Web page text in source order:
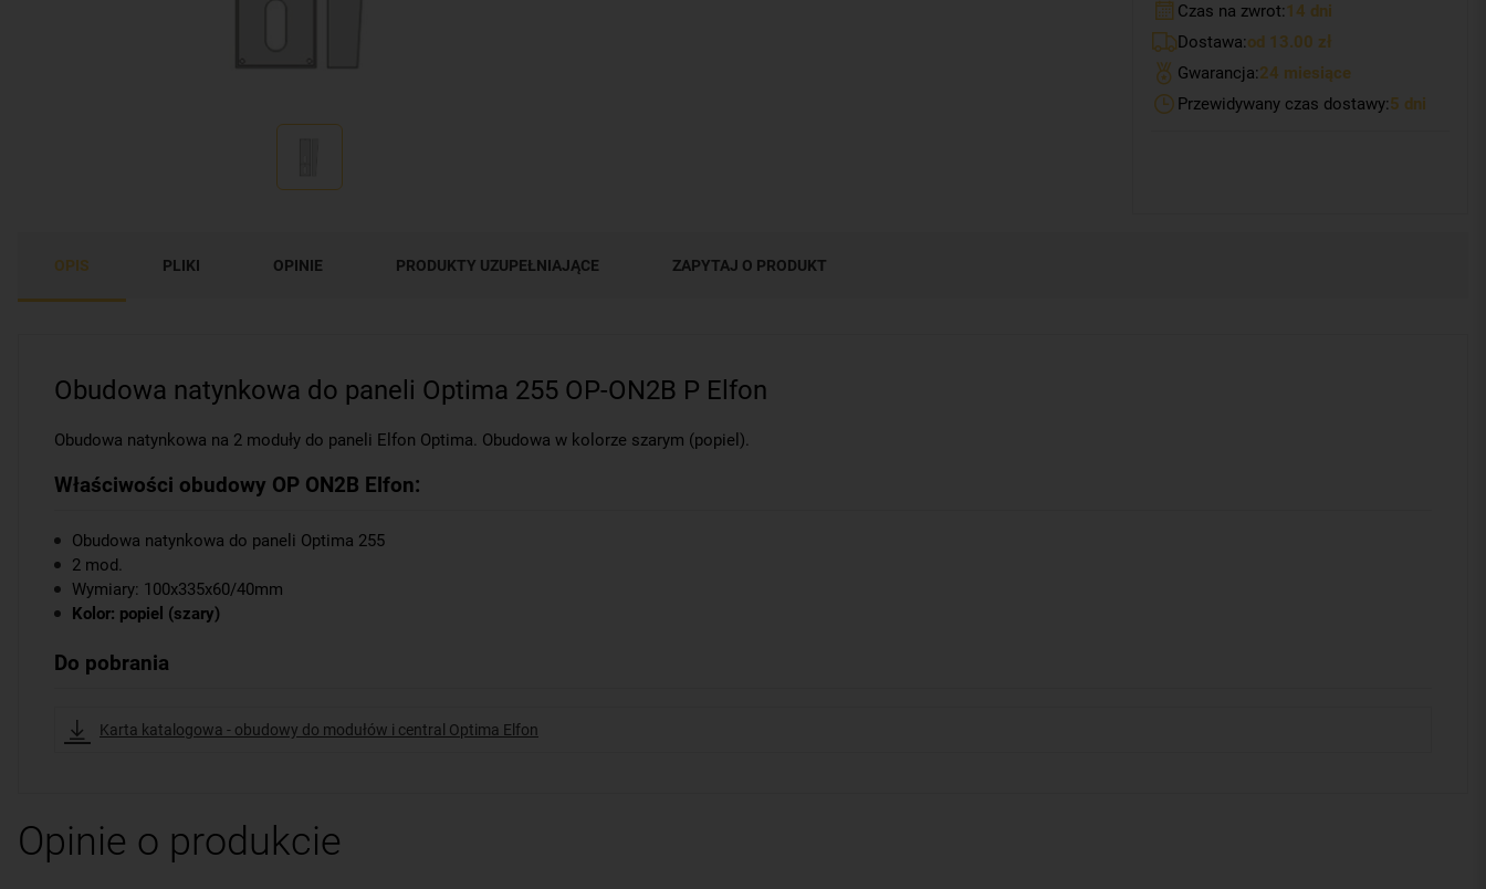
Czas na zwrot:14 dni
Dostawa:od 13.00 zł
Gwarancja:24 miesiące
Przewidywany czas dostawy:5 dni
OPIS PLIKI OPINIE PRODUKTY UZUPEŁNIAJĄCE ZAPYTAJ O PRODUKT
Obudowa natynkowa do paneli Optima 255 OP-ON2B P Elfon
Obudowa natynkowa na 2 moduły do paneli Elfon Optima. Obudowa w kolorze szarym (popiel).
Właściwości obudowy OP ON2B Elfon:
Obudowa natynkowa do paneli Optima 255
2 mod.
Wymiary: 100x335x60/40mm
Kolor: popiel (szary)
Do pobrania
Karta katalogowa - obudowy do modułów i central Optima Elfon
Opinie o produkcie